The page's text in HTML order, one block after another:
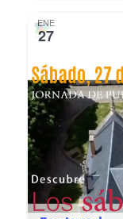
ENE